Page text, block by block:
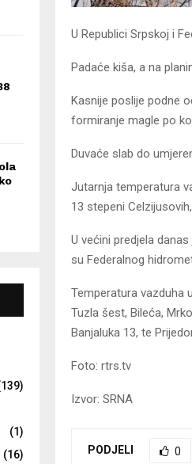
U Republici Srpskoj i
Padaće kiša, a na
Kasnije poslije podne
formiranje magle po
Duvaće slab do
Jutarnja temperatura
13 stepeni
U većini predjela
su Federalnog
Temperatura vazduha
Tuzla šest, Bileća,
Banjaluka 13, te
Foto: rtrs.tv
Izvor: SRNA
PODJELI 0
(1)
(16)